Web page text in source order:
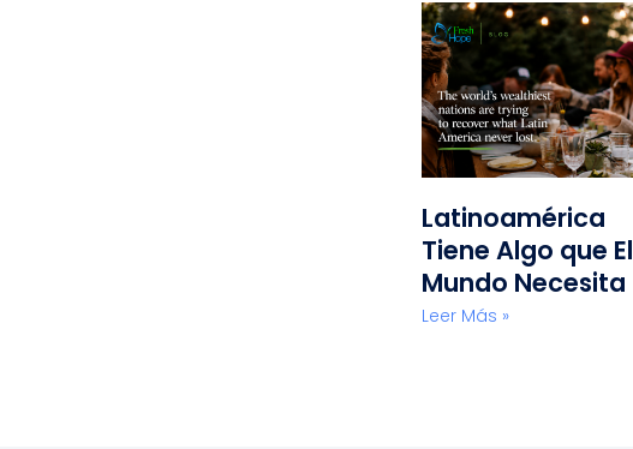
Latinoamérica
Tiene Algo que El
Mundo Necesita
Leer Más »